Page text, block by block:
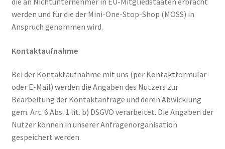
werden und für die der Mini-One-Stop-Shop (MOSS) in
Anspruch genommen wird.
Kontaktaufnahme
Bei der Kontaktaufnahme mit uns (per Kontaktformular
oder E-Mail) werden die Angaben des Nutzers zur
Bearbeitung der Kontaktanfrage und deren Abwicklung
gem. Art. 6 Abs. 1 lit. b) DSGVO verarbeitet. Die Angaben der
Nutzer können in unserer Anfragenorganisation
gespeichert werden.